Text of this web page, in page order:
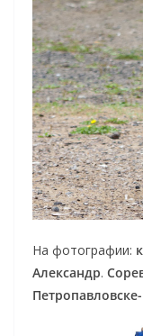
На фотографии:
Александр.